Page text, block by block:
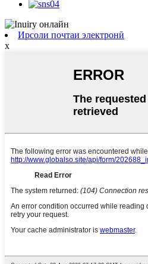
Ирсоли почтаи электронӣ
x